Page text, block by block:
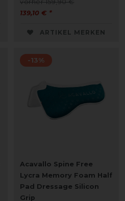
vorher 159,90 €
139,10 € *
ARTIKEL MERKEN
-13%
Acavallo Spine Free
Lycra Memory Foam Half
Pad Dressage Silicon
Grip